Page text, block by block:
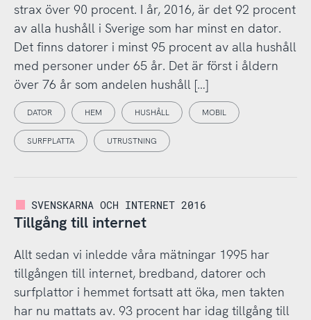
strax över 90 procent. I år, 2016, är det 92 procent
av alla hushåll i Sverige som har minst en dator.
Det finns datorer i minst 95 procent av alla hushåll
med personer under 65 år. Det är först i åldern
över 76 år som andelen hushåll […]
DATOR HEM HUSHÅLL MOBIL
SURFPLATTA UTRUSTNING
SVENSKARNA OCH INTERNET 2016
Tillgång till internet
Allt sedan vi inledde våra mätningar 1995 har
tillgången till internet, bredband, datorer och
surfplattor i hemmet fortsatt att öka, men takten
har nu mattats av. 93 procent har idag tillgång till